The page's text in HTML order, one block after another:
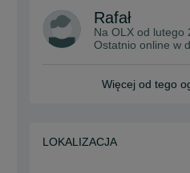
Rafał
Na OLX od lutego
Ostatnio online w
Więcej od tego
LOKALIZACJA